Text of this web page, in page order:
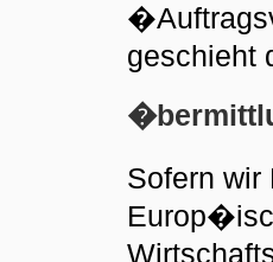
geschieht
Sofern